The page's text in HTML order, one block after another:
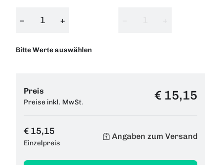
− +
Bitte Werte auswählen
Preis
Preise inkl. MwSt. € 15,15
€ 15,15
Einzelpreis
Angaben zum Versand